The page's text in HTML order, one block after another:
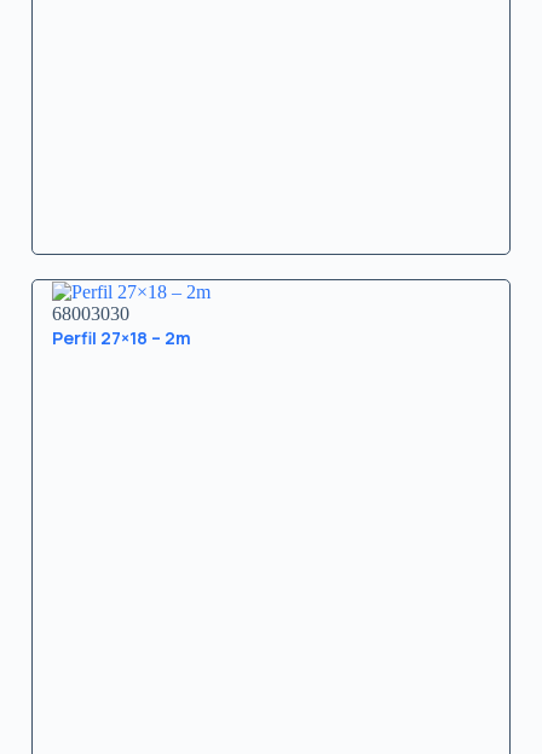
68003030
Perfil 27×18 – 2m